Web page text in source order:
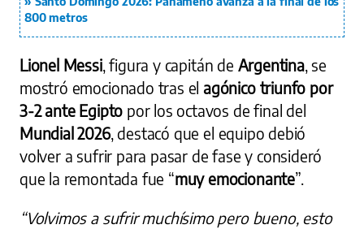
800 metros
Lionel Messi, figura y capitán de Argentina, se
mostró emocionado tras el agónico triunfo por
3-2 ante Egipto por los octavos de final del
Mundial 2026, destacó que el equipo debió
volver a sufrir para pasar de fase y consideró
que la remontada fue “muy emocionante”.
“Volvimos a sufrir muchísimo pero bueno, esto